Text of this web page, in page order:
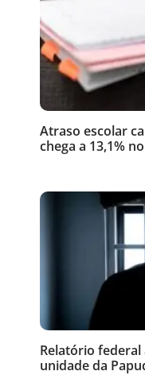
Atraso escolar
chega a 13,1%
Relatório
unidade da